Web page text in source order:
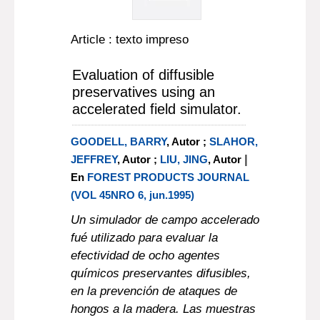
Article : texto impreso
Evaluation of diffusible
preservatives using an
accelerated field simulator.
GOODELL, BARRY, Autor ; SLAHOR,
JEFFREY, Autor ; LIU, JING, Autor |
En FOREST PRODUCTS JOURNAL
(VOL 45NRO 6, jun.1995)
Un simulador de campo accelerado
fué utilizado para evaluar la
efectividad de ocho agentes
químicos preservantes difusibles,
en la prevención de ataques de
hongos a la madera. Las muestras